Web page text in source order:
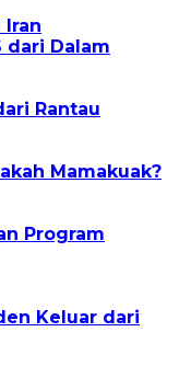
Iran
dari Dalam
Rantau
Mamakuak?
Program
Keluar dari